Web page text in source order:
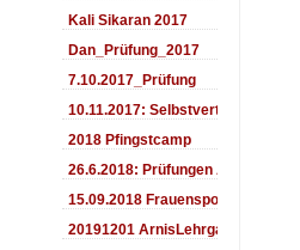
Kali Sikaran 2017
Dan_Prüfung_2017
7.10.2017_Prüfung
10.11.2017: Selbstverteidigung für
2018 Pfingstcamp
26.6.2018: Prüfungen Arnis
15.09.2018 Frauensporttag
20191201 ArnisLehrgang